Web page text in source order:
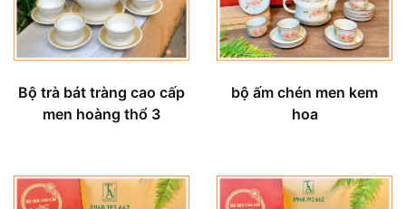
Bộ trà bát tràng cao cấp
men hoàng thổ 3
bộ ấm chén men kem
hoa